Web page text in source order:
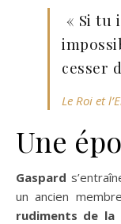
« Si tu
cesser
Le Roi et
Une
Gaspard
un ancien
rudiments de la